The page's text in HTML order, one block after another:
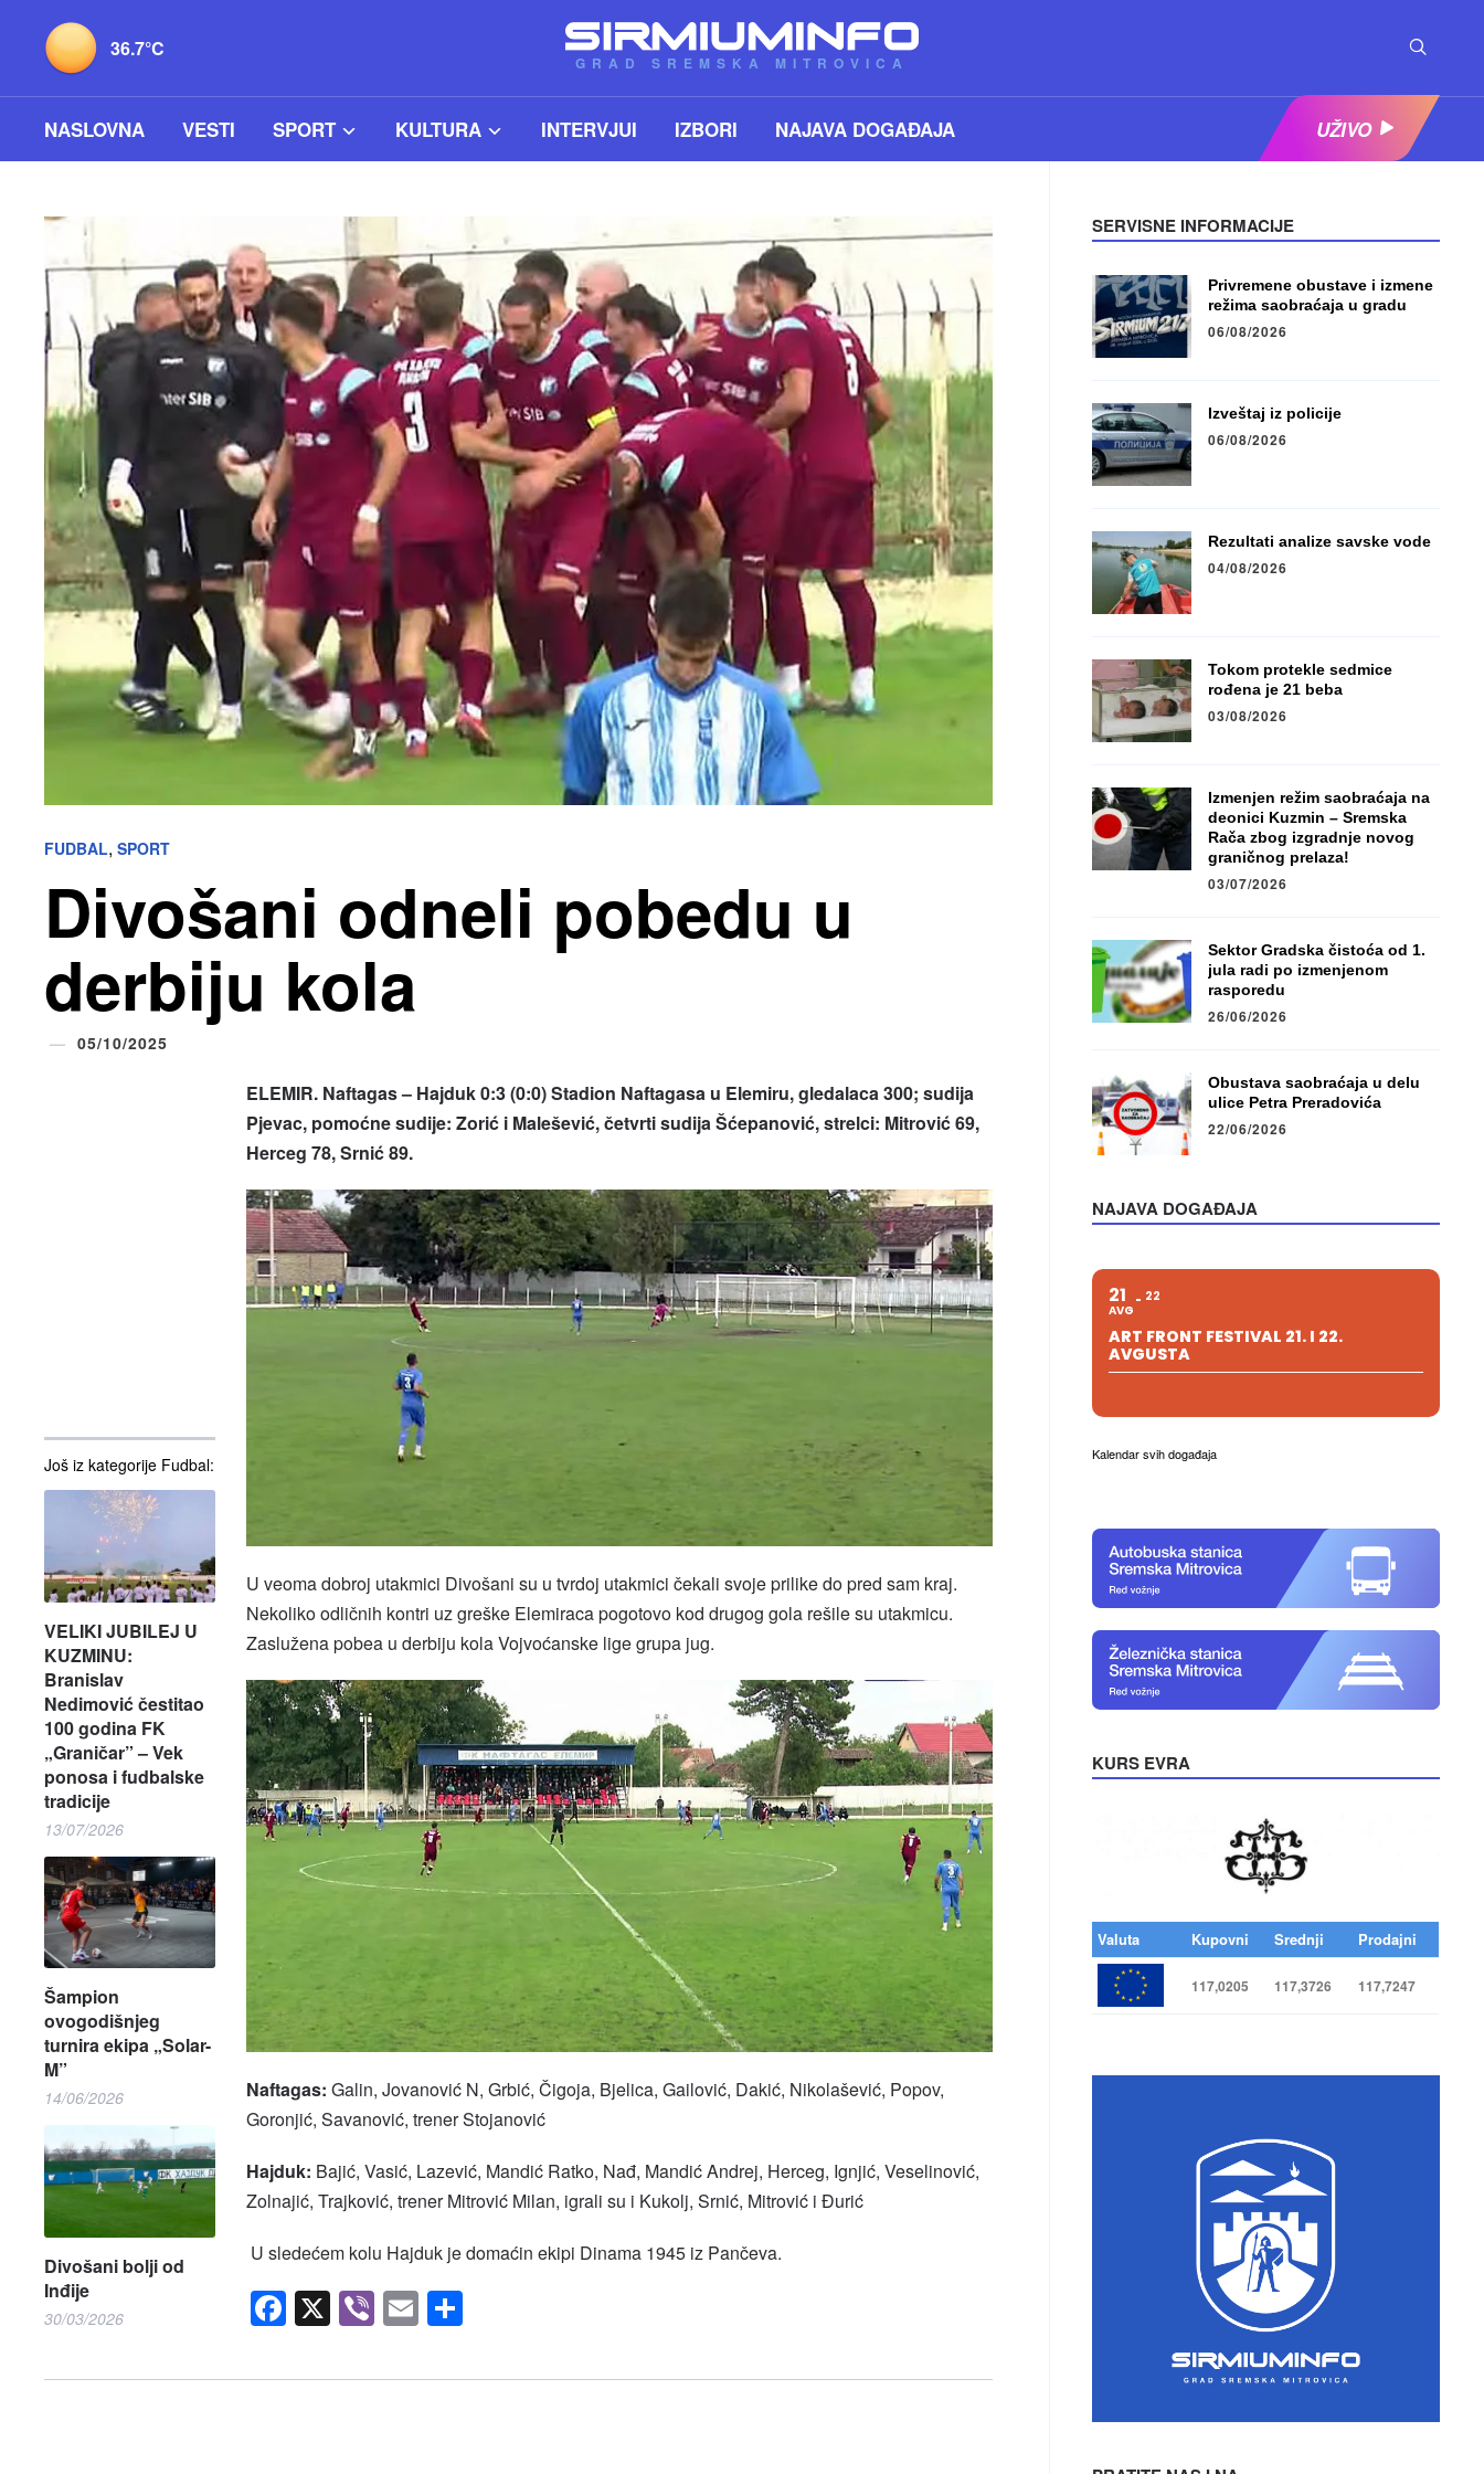
36.7°C
GRAD SREMSKA MITROVICA
NASLOVNA VESTI SPORT KULTURA INTERVJUI IZBORI NAJAVA DOGAĐAJA UŽIVO
FUDBAL,SPORT
Divošani odneli pobedu u
derbiju kola
05/10/2025
Još iz kategorije Fudbal:
VELIKI JUBILEJ U
KUZMINU:
Branislav
Nedimović čestitao
100 godina FK
„Graničar” – Vek
ponosa i fudbalske
tradicije
13/07/2026
Šampion
ovogodišnjeg
turnira ekipa „Solar-
M”
14/06/2026
Divošani bolji od
Inđije
30/03/2026
ELEMIR. Naftagas – Hajduk 0:3 (0:0) Stadion Naftagasa u Elemiru, gledalaca 300; sudija
Pjevac, pomoćne sudije: Zorić i Malešević, četvrti sudija Šćepanović, strelci: Mitrović 69,
Herceg 78, Srnić 89.
U veoma dobroj utakmici Divošani su u tvrdoj utakmici čekali svoje prilike do pred sam kraj.
Nekoliko odličnih kontri uz greške Elemiraca pogotovo kod drugog gola rešile su utakmicu.
Zaslužena pobea u derbiju kola Vojvoćanske lige grupa jug.
Naftagas: Galin, Jovanović N, Grbić, Čigoja, Bjelica, Gailović, Dakić, Nikolašević, Popov,
Goronjić, Savanović, trener Stojanović
Hajduk: Bajić, Vasić, Lazević, Mandić Ratko, Nađ, Mandić Andrej, Herceg, Ignjić, Veselinović,
Zolnajić, Trajković, trener Mitrović Milan, igrali su i Kukolj, Srnić, Mitrović i Đurić
U sledećem kolu Hajduk je domaćin ekipi Dinama 1945 iz Pančeva.
Facebook
X Viber
EmailShare
SERVISNE INFORMACIJE
Privremene obustave i izmene
režima saobraćaja u gradu
06/08/2026
Izveštaj iz policije
06/08/2026
Rezultati analize savske vode
04/08/2026
Tokom protekle sedmice
rođena je 21 beba
03/08/2026
Izmenjen režim saobraćaja na
deonici Kuzmin – Sremska
Rača zbog izgradnje novog
graničnog prelaza!
03/07/2026
Sektor Gradska čistoća od 1.
jula radi po izmenjenom
rasporedu
26/06/2026
Obustava saobraćaja u delu
ulice Petra Preradovića
22/06/2026
NAJAVA DOGAĐAJA
21
AVG
22
ART FRONT FESTIVAL 21. I 22.
AVGUSTA
Kalendar svih događaja
KURS EVRA
Valuta Kupovni Srednji Prodajni
117,0205 117,3726 117,7247